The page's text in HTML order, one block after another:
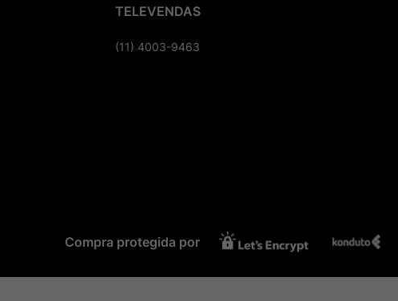
TELEVENDAS
(11) 4003-9463
Compra protegida por